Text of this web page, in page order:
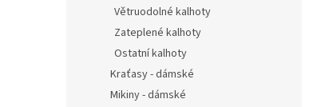
Větruodolné kalhoty
Zateplené kalhoty
Ostatní kalhoty
Kraťasy - dámské
Mikiny - dámské